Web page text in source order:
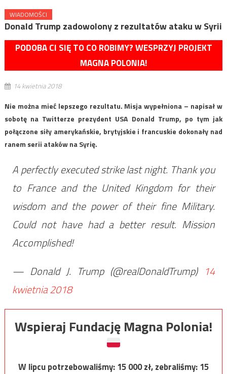
WIADOMOŚCI
Donald Trump zadowolony z rezultatów ataku w Syrii
PODOBA CI SIĘ TO CO ROBIMY? WESPRZYJ PROJEKT
MAGNA POLONIA!
14 kwietnia 2018
Nie można mieć lepszego rezultatu. Misja wypełniona – napisał w
sobotę na Twitterze prezydent USA Donald Trump, po tym jak
połączone siły amerykańskie, brytyjskie i francuskie dokonały nad
ranem serii ataków na Syrię.
A perfectly executed strike last night. Thank you
to France and the United Kingdom for their
wisdom and the power of their fine Military.
Could not have had a better result. Mission
Accomplished!
— Donald J. Trump (@realDonaldTrump) 14
kwietnia 2018
Wspieraj Fundację Magna Polonia!
W lipcu potrzebowaliśmy:15 000zł, zebraliśmy:15